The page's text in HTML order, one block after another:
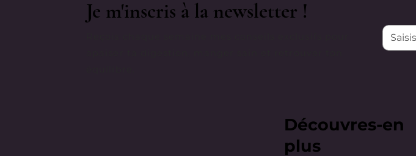
Je m'inscris à la newsletter !
Découvres-en
plus